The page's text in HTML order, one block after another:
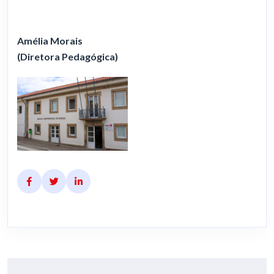
Amélia Morais
(Diretora Pedagógica)